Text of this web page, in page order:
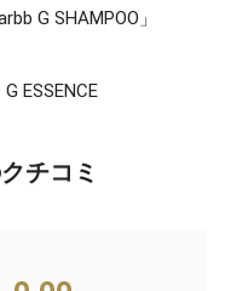
G SHAMPOO」
ESSENCE
チコミ